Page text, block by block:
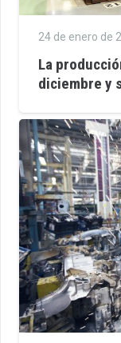
24 de enero de
La
diciembre y